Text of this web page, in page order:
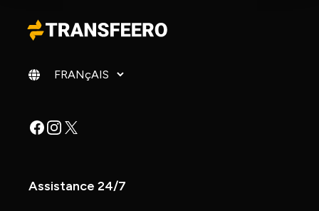
Changer de langue
Facebook
Instagram
X
Assistance 24/7